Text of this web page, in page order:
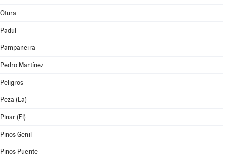
Otura
Padul
Pampaneira
Pedro Martínez
Peligros
Peza (La)
Pinar (El)
Pinos Genil
Pinos Puente